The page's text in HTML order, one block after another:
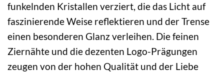
funkelnden Kristallen verziert, die das Licht auf
faszinierende Weise reflektieren und der Trense
einen besonderen Glanz verleihen. Die feinen
Ziernähte und die dezenten Logo-Prägungen
zeugen von der hohen Qualität und der Liebe